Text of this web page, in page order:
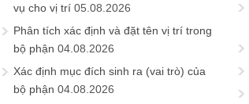
vụ cho vị trí 05.08.2026
Phân tích xác định và đặt tên vị trí trong
bộ phận 04.08.2026
Xác định mục đích sinh ra (vai trò) của
bộ phận 04.08.2026